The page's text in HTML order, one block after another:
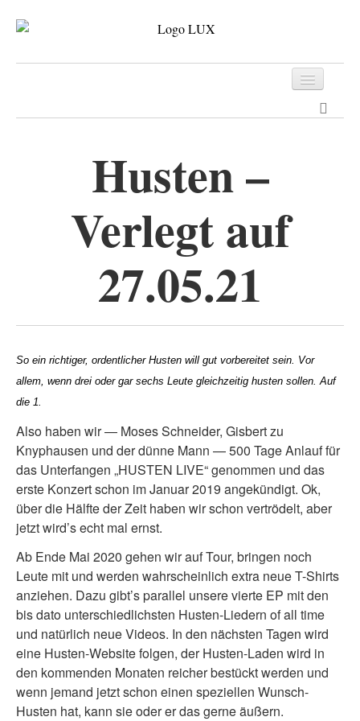
Kontakt
Husten –
Verlegt auf
27.05.21
So ein richtiger, ordentlicher Husten will gut vorbereitet sein. Vor
allem, wenn drei oder gar sechs Leute gleichzeitig husten sollen. Auf
die 1.
Also haben wir — Moses Schneider, Gisbert zu
Knyphausen und der dünne Mann — 500 Tage Anlauf für
das Unterfangen „HUSTEN LIVE“ genommen und das
erste Konzert schon im Januar 2019 angekündigt. Ok,
über die Hälfte der Zeit haben wir schon vertrödelt, aber
jetzt wird’s echt mal ernst.
Ab Ende Mai 2020 gehen wir auf Tour, bringen noch
Leute mit und werden wahrscheinlich extra neue T-Shirts
anziehen. Dazu gibt’s parallel unsere vierte EP mit den
bis dato unterschiedlichsten Husten-Liedern of all time
und natürlich neue Videos. In den nächsten Tagen wird
eine Husten-Website folgen, der Husten-Laden wird in
den kommenden Monaten reicher bestückt werden und
wenn jemand jetzt schon einen speziellen Wunsch-
Husten hat, kann sie oder er das gerne äußern.